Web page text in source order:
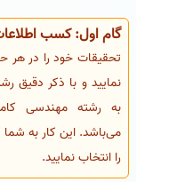
گام اول: کسب
تحقیقات خود را در هر
نمایید و با ذکر دقیق
به رشته مهندسی
می‌باشد. این کار به
را انتخاب نمایید.